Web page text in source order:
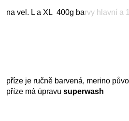
na vel. L a XL 400g barvy hlavní a
příze je ručně barvená, merino
příze má úpravusuperwash